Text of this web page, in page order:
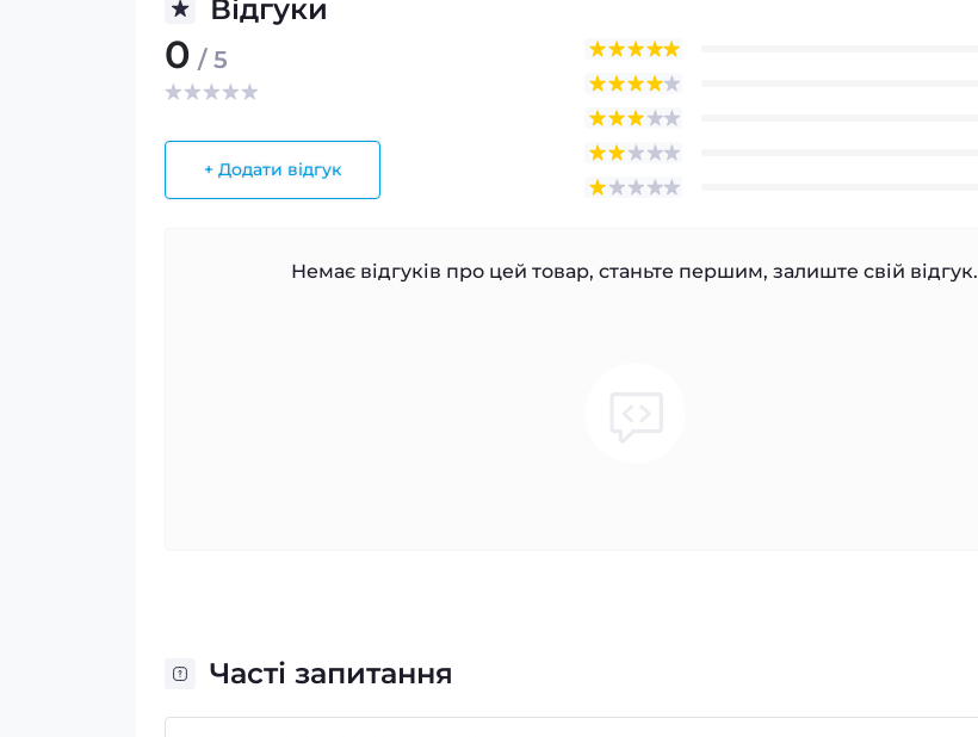
Відгуки
0 / 5
+ Додати відгук
Немає відгуків про цей товар, станьте першим, залиште свій відгук.
Часті запитання